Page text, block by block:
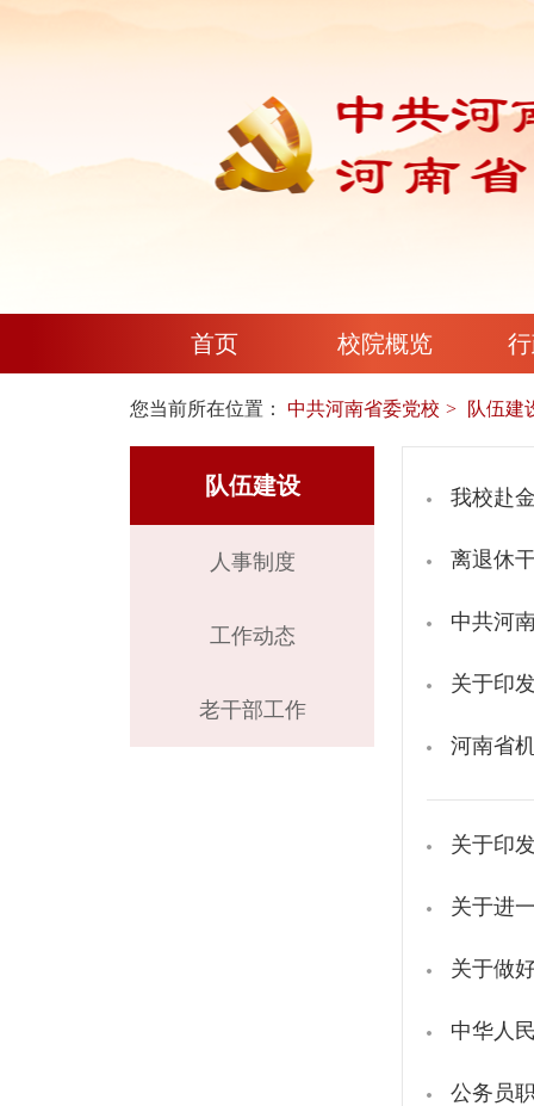
首页 校院概览
您当前所在位置： 中共河南省委党校 队伍建
队伍建设
人事制度
工作动态
老干部工作
我校赴
离退休
中共河
关于印
河南省
关于印
关于进
关于做
中华人
公务员